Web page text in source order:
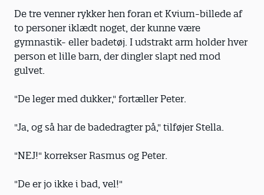
De tre venner rykker hen foran et Kvium-billede af
to personer iklædt noget, der kunne være
gymnastik- eller badetøj. I udstrakt arm holder hver
person et lille barn, der dingler slapt ned mod
gulvet.
"De leger med dukker," fortæller Peter.
"Ja, og så har de badedragter på," tilføjer Stella.
"NEJ!" korrekser Rasmus og Peter.
"De er jo ikke i bad, vel!"